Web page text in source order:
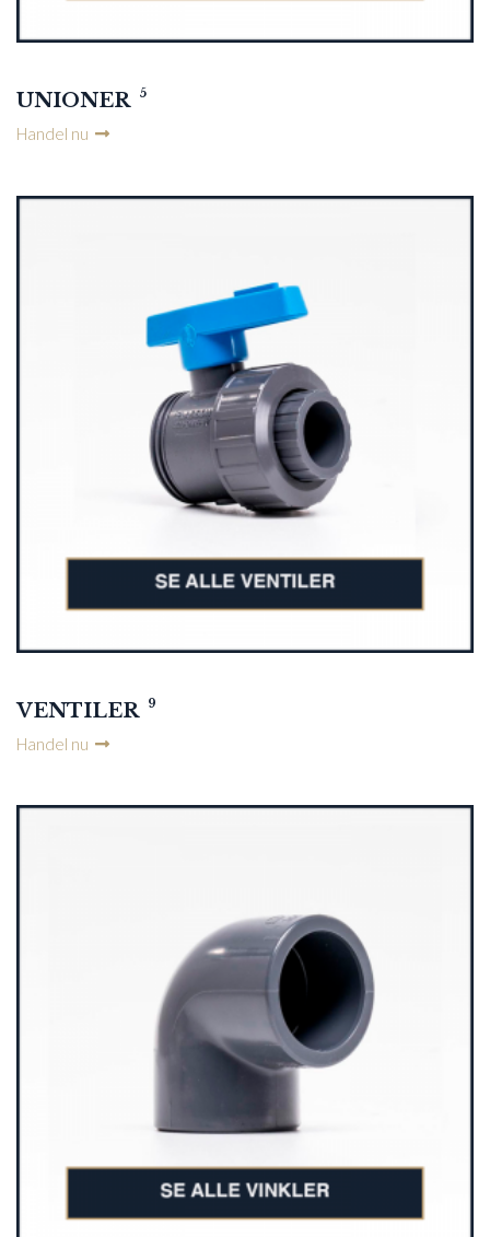
UNIONER 5
Handel nu
VENTILER 9
Handel nu